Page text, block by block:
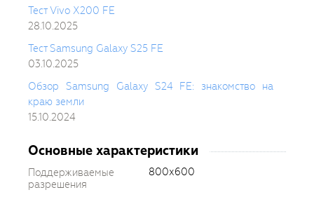
Тест Vivo X200 FE
28.10.2025
Тест Samsung Galaxy S25 FE
03.10.2025
Обзор Samsung Galaxy S24 FE: знакомство на
краю земли
15.10.2024
Основные характеристики
Поддерживаемые
разрешения
800х600